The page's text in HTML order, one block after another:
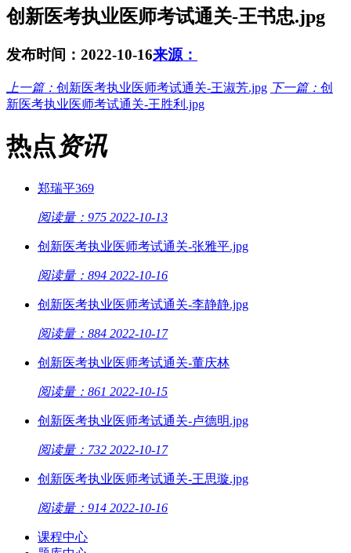
创新医考执业医师考试通关-王书忠.jpg
发布时间：2022-10-16来源：
上一篇： 创新医考执业医师考试通关-王淑芳.jpg 下一篇： 创
新医考执业医师考试通关-王胜利.jpg
热点资讯
郑瑞平369
阅读量：975 2022-10-13
创新医考执业医师考试通关-张雅平.jpg
阅读量：894 2022-10-16
创新医考执业医师考试通关-李静静.jpg
阅读量：884 2022-10-17
创新医考执业医师考试通关-董庆林
阅读量：861 2022-10-15
创新医考执业医师考试通关-卢德明.jpg
阅读量：732 2022-10-17
创新医考执业医师考试通关-王思璇.jpg
阅读量：914 2022-10-16
课程中心